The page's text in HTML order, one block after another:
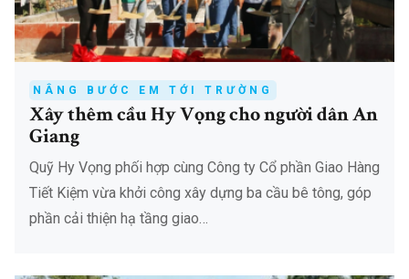
NÂNG BƯỚC EM TỚI TRƯỜNG
Xây thêm cầu Hy Vọng cho người dân An
Giang
Quỹ Hy Vọng phối hợp cùng Công ty Cổ phần Giao Hàng
Tiết Kiệm vừa khởi công xây dựng ba cầu bê tông, góp
phần cải thiện hạ tầng giao…